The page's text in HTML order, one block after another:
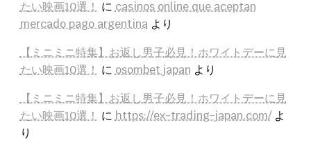
たい映画10選！ に casinos online que aceptan
mercado pago argentinaより
【ミニミニ特集】お返し男子必見！ホワイトデーに見
たい映画10選！ に osombet japan より
【ミニミニ特集】お返し男子必見！ホワイトデーに見
たい映画10選！ に https://ex-trading-japan.com/よ
り